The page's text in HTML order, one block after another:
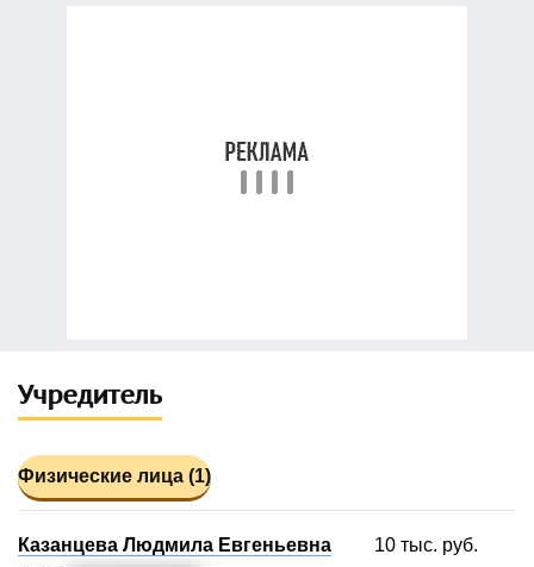
Учредитель
Физические лица (1)
Казанцева Людмила Евгеньевна
10 тыс. руб.